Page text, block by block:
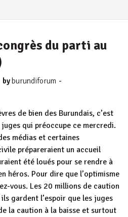
du parti au
by burundiforum -
de bien des Burundais, c’est
qui préoccupe ce mercredi.
médias et certaines
prépareraient un accueil
été loués pour se rendre à
héros. Pour dire que l’optimisme
vous. Les 20 millions de caution
gardent l’espoir que les juges
la caution à la baisse et surtout